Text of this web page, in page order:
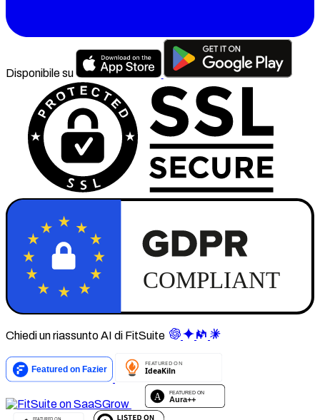
Disponibile su
Chiedi un riassunto AI di FitSuite